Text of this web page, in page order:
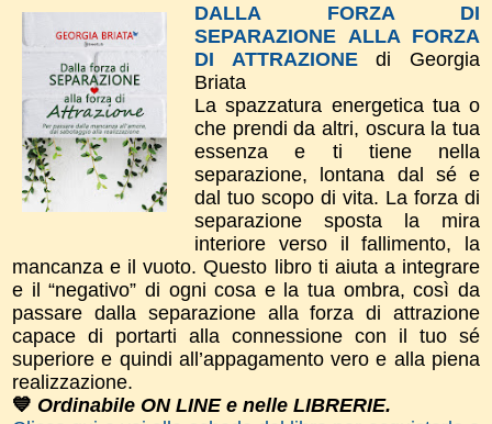
DALLA FORZA DI
SEPARAZIONE ALLA FORZA
DI ATTRAZIONE
di Georgia
Briata
La spazzatura energetica tua o
che prendi da altri, oscura la tua
essenza e ti tiene nella
separazione, lontana dal sé e
dal tuo scopo di vita. La forza di
separazione sposta la mira
interiore verso il fallimento, la
mancanza e il vuoto. Questo libro ti aiuta a integrare
e il “negativo” di ogni cosa e la tua ombra, così da
passare dalla separazione alla forza di attrazione
capace di portarti alla connessione con il tuo sé
superiore e quindi all’appagamento vero e alla piena
realizzazione.
💙 Ordinabile ON LINE e nelle LIBRERIE.